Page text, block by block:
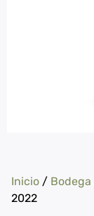
Inicio / Bodega
2022